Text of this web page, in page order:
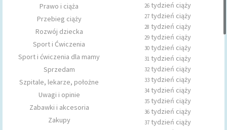
Prawo i ciąża
Przebieg ciąży
Rozwój dziecka
Sport i Ćwiczenia
Sport i ćwiczenia dla mamy
Sprzedam
Szpitale, lekarze, położne
Uwagi i opinie
Zabawki i akcesoria
Zakupy
26 tydzień ciąży
27 tydzień ciąży
28 tydzień ciąży
29 tydzień ciąży
30 tydzień ciąży
31 tydzień ciąży
32tydzień ciąży
33 tydzień ciąży
34 tydzień ciąży
35 tydzień ciąży
36 tydzień ciąży
37 tydzień ciąży